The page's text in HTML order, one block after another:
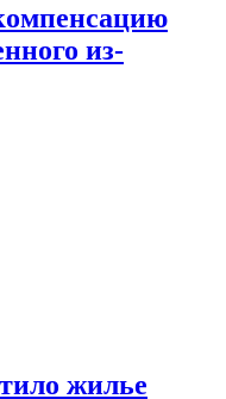
из-
жилье